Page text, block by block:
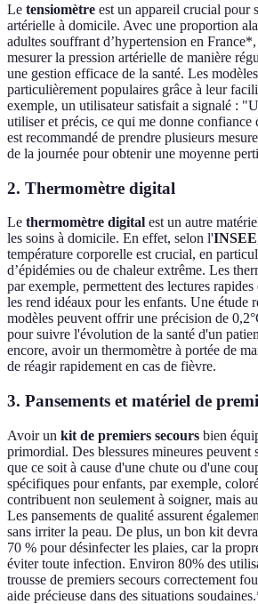
Le tensiomètre est un appareil crucial pour
artérielle à domicile. Avec une proportion
adultes souffrant d’hypertension en
mesurer la pression artérielle de manière
une gestion efficace de la santé. Les
particulièrement populaires grâce à leur
exemple, un utilisateur satisfait a signalé :
utiliser et précis, ce qui me donne confiance
est recommandé de prendre plusieurs
de la journée pour obtenir une moyenne
2. Thermomètre digital
Le thermomètre digital est un autre
les soins à domicile. En effet, selon l'INSEE
température corporelle est crucial, en
d’épidémies ou de chaleur extrême. Les
par exemple, permettent des lectures
les rend idéaux pour les enfants. Une étude
modèles peuvent offrir une précision de
pour suivre l'évolution de la santé d'un
encore, avoir un thermomètre à portée de
de réagir rapidement en cas de fièvre.
3. Pansements et matériel de
Avoir un kit de premiers secours bien
primordial. Des blessures mineures peuvent
que ce soit à cause d'une chute ou d'une
spécifiques pour enfants, par exemple,
contribuent non seulement à soigner, mais
Les pansements de qualité assurent
sans irriter la peau. De plus, un bon kit
70 % pour désinfecter les plaies, car la
éviter toute infection. Environ 80% des
trousse de premiers secours correctement
aide précieuse dans des situations